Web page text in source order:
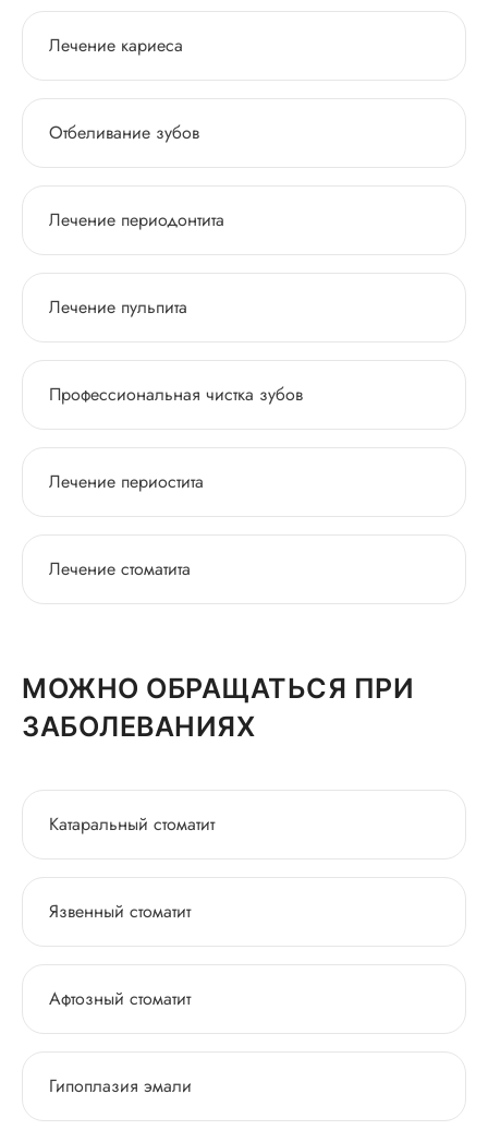
Лечение кариеса
Отбеливание зубов
Лечение периодонтита
Лечение пульпита
Профессиональная чистка зубов
Лечение периостита
Лечение стоматита
МОЖНО ОБРАЩАТЬСЯ ПРИ
ЗАБОЛЕВАНИЯХ
Катаральный стоматит
Язвенный стоматит
Афтозный стоматит
Гипоплазия эмали